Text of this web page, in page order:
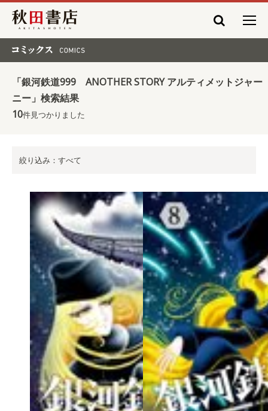
秋田書店
「銀河鉄道999 ANOTHER STORY アルティメットジャー
ニー」検索結果
10件見つかりました
絞り込み：すべて